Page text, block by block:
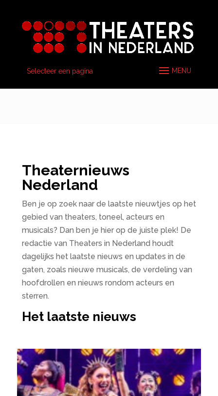
Selecteer een pagina
Theaternieuws
Nederland
Ben je op zoek naar de laatste nieuwtjes op het
gebied van theaters, toneel, acteurs en
musicals? Dan ben je hier op de juiste plek! De
redactie van Theaters in Nederland houdt
dagelijks het laatste nieuws en updates in de
gaten, zoals nieuwe musicals, de verdeling van
hoofdrollen en nieuws rondom acteurs en
sterren.
Het laatste nieuws